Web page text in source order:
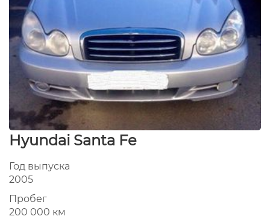
Hyundai Santa Fe
Год выпуска
2005
Пробег
200 000 км